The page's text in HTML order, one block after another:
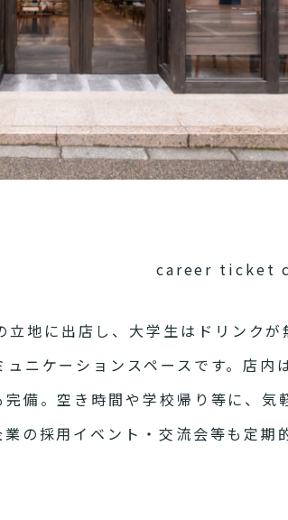
career ticket
立地に出店し、大学生はドリンク
ニケーションスペースです。店内
備。空き時間や学校帰り等に、気
の採用イベント・交流会等も定期